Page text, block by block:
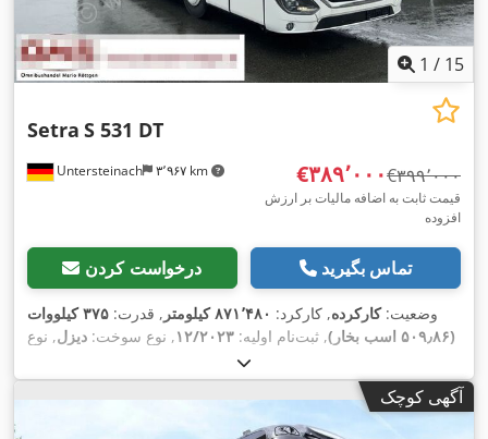
1 / 15
Untersteinach ۳٬۹۶۷ km
Setra S 531 DT
‎€۳۸۹٬۰۰۰ ‎€۳۹۹٬۰۰۰
قیمت ثابت به اضافه مالیات بر ارزش
افزوده
درخواست کردن تماس بگیرید
وضعیت:کارکرده, کارکرد: ۸۷۱٬۴۸۰ کیلومتر , قدرت:
۳۷۵ کیلووات
(۵۰۹٫۸۶ اسب بخار)
, ثبت‌نام اولیه: ۱۲/۲۰۲۳, نوع سوخت: دیزل, نوع
, کلاس انتشار:یورو ۶
سال ساخت:۲۰۲۳, تجهیزات:اِی‌بی‌اِس‎, برنامه پایداری الکترونیکی
مرکزی, چراغ مه شکن, کروز کنترل, کنترل کشش
آگهی کوچک